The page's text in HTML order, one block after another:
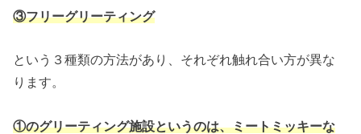
③フリーグリーティング
という３種類の方法があり、それぞれ触れ合い方が異な
ります。
①のグリーティング施設というのは、ミートミッキーな